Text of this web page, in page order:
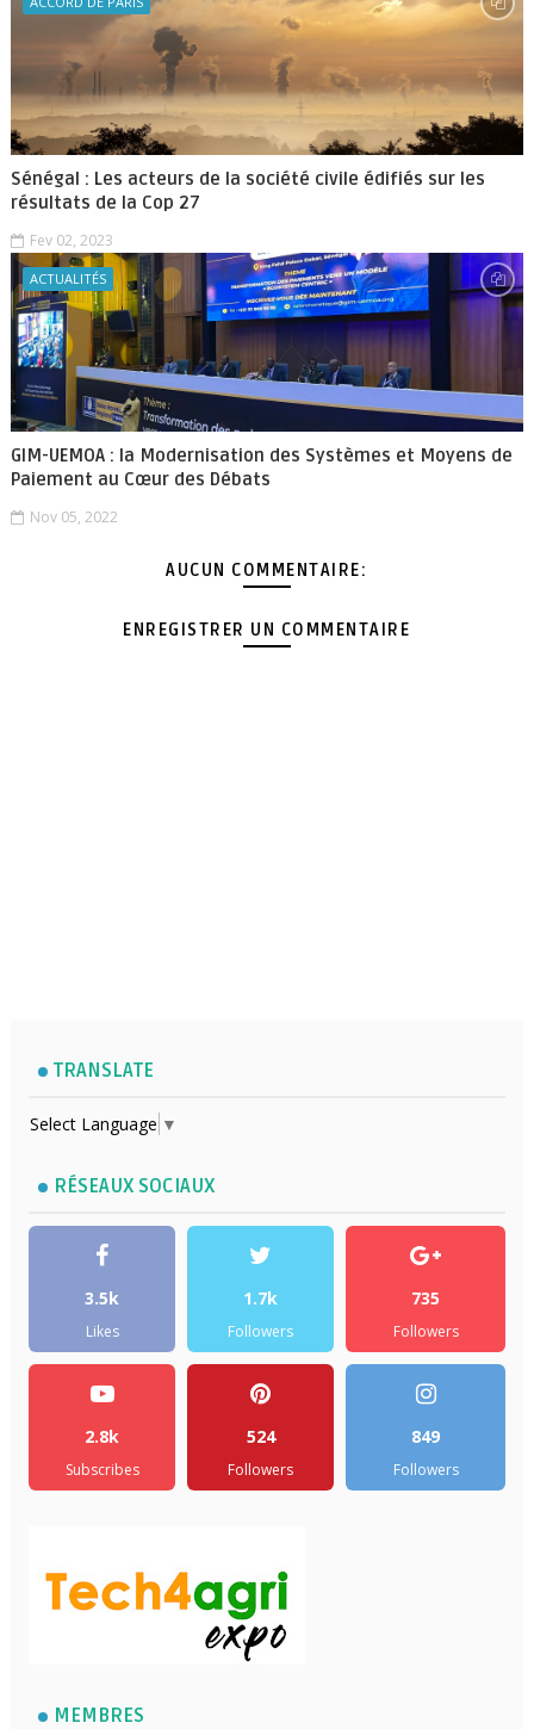
Sénégal : Les acteurs de la société civile édifiés sur les
résultats de la Cop 27
Fev 02, 2023
ACTUALITÉS
GIM-UEMOA : la Modernisation des Systèmes et Moyens de
Paiement au Cœur des Débats
Nov 05, 2022
AUCUN COMMENTAIRE:
ENREGISTRER UN COMMENTAIRE
TRANSLATE
Select Language ▼
RÉSEAUX SOCIAUX
3.5k
Likes
1.7k
Followers
735
Followers
2.8k
Subscribes
524
Followers
849
Followers
MEMBRES